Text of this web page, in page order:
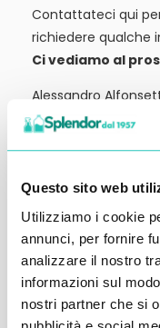
Questo sito web
Utilizziamo i cookie
annunci, per fornire
analizzare il nostro
informazioni sul
nostri partner che si
Contattateci qui
richiedere qualche
Ci vediamo al
Alessandro
Inserisci i tuoi
entro 48 ore